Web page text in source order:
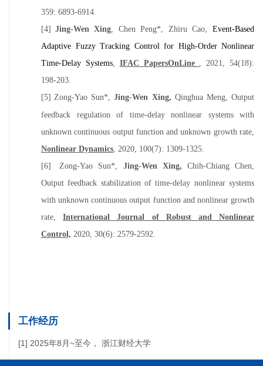
359: 6893-6914.
[4] Jing-Wen Xing, Chen Peng*, Zhiru Cao,Event-Based
Adaptive Fuzzy Tracking Control for High-Order Nonlinear
Time-Delay Systems, IFAC PapersOnLine , 2021, 54(18):
198-203.
[5] Zong-Yao Sun*, Jing-Wen Xing, Qinghua Meng, Output
feedback regulation of time-delay nonlinear systems with
unknown continuous output function and unknown growth rate,
Nonlinear Dynamics, 2020, 100(7): 1309-1325.
[6]
Zong-Yao Sun*, Jing-Wen Xing, Chih-Chiang Chen,
Output feedback stabilization of time-delay nonlinear systems
with unknown continuous output function and nonlinear growth
rate,International Journal of Robust and Nonlinear
Control, 2020, 30(6): 2579-2592.
工作经历
[1] 2025年8月~至今， 浙江财经大学